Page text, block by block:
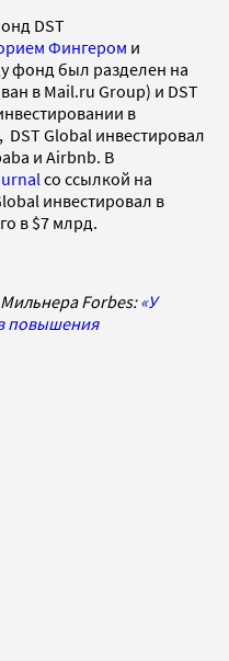
DST
Фингером и
фонд был разделен на
в Mail.ru Group) и DST
в
DST Global инвестировал
и Airbnb. В
со ссылкой на
инвестировал в
в $7 млрд.
Forbes:«У
повышения